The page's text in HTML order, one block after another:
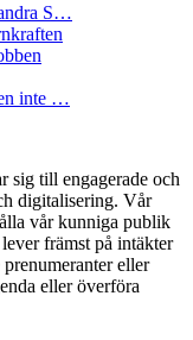
S…
inte …
sig till engagerade och
digitalisering. Vår
vår kunniga publik
främst på intäkter
eller
eller överföra